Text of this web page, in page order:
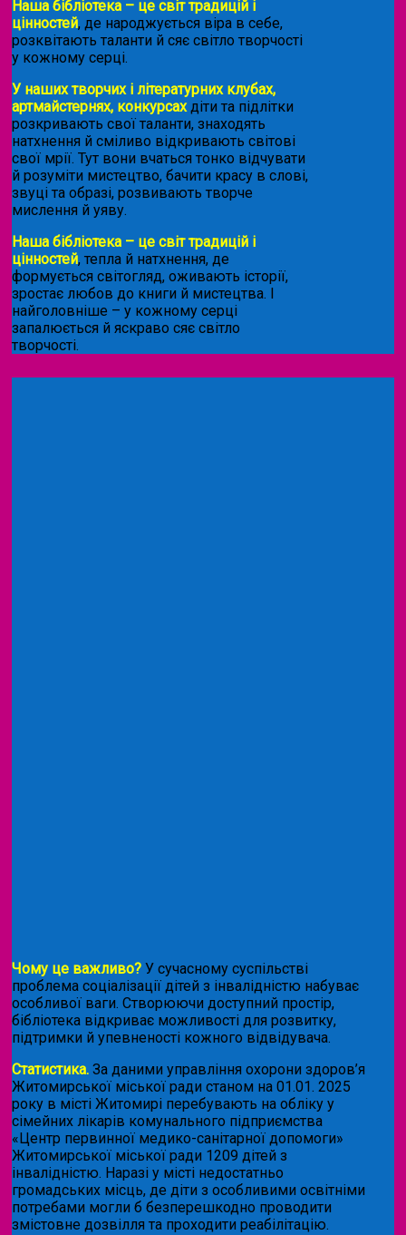
Наша бібліотека – це світ традицій і
цінностей, де народжується віра в себе,
розквітають таланти й сяє світло творчості
у кожному серці.
У наших творчих і літературних клубах,
артмайстернях, конкурсахдіти та підлітки
розкривають свої таланти, знаходять
натхнення й сміливо відкривають світові
свої мрії. Тут вони вчаться тонко відчувати
й розуміти мистецтво, бачити красу в слові,
звуці та образі, розвивають творче
мислення й уяву.
Наша бібліотека – це світ традицій і
цінностей, тепла й натхнення, де
формується світогляд, оживають історії,
зростає любов до книги й мистецтва. І
найголовніше – у кожному серці
запалюється й яскраво сяє світло
творчості.
Чому це важливо? У сучасному суспільстві
проблема соціалізації дітей з інвалідністю набуває
особливої ваги. Створюючи доступний простір,
бібліотека відкриває можливості для розвитку,
підтримки й упевненості кожного відвідувача.
Статистика. За даними управління охорони здоров’я
Житомирської міської ради станом на 01.01. 2025
року в місті Житомирі перебувають на обліку у
сімейних лікарів комунального підприємства
«Центр первинної медико-санітарної допомоги»
Житомирської міської ради 1209 дітей з
інвалідністю. Наразі у місті недостатньо
громадських місць, де діти з особливими освітніми
потребами могли б безперешкодно проводити
змістовне дозвілля та проходити реабілітацію.